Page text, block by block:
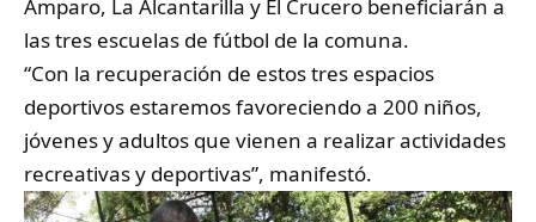
Amparo, La Alcantarilla y El Crucero beneficiarán a
las tres escuelas de fútbol de la comuna.
“Con la recuperación de estos tres espacios
deportivos estaremos favoreciendo a 200 niños,
jóvenes y adultos que vienen a realizar actividades
recreativas y deportivas”, manifestó.